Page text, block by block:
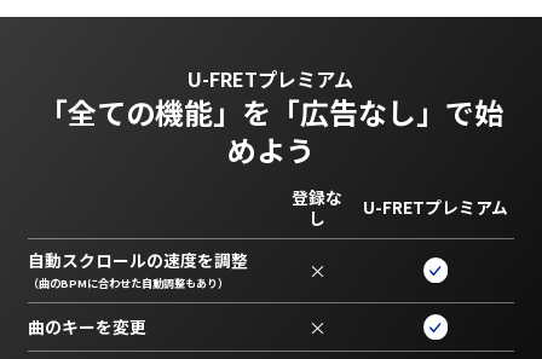
U-FRETプレミアム
「全ての機能」を 「広告なし」で始
めよう
登録な
し
U-FRETプレミアム
自動スクロールの速度を調整
（曲のBPMに合わせた自動調整もあり） ×
曲のキーを変更 ×